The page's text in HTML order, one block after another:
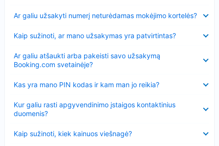
Ar galiu užsakyti numerį neturėdamas mokėjimo kortelės?
Kaip sužinoti, ar mano užsakymas yra patvirtintas?
Ar galiu atšaukti arba pakeisti savo užsakymą
Booking.com svetainėje?
Kas yra mano PIN kodas ir kam man jo reikia?
Kur galiu rasti apgyvendinimo įstaigos kontaktinius
duomenis?
Kaip sužinoti, kiek kainuos viešnagė?